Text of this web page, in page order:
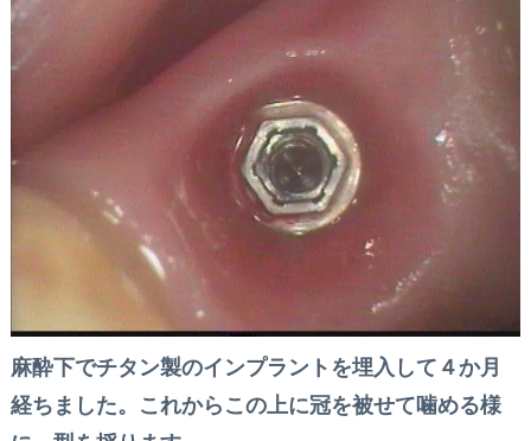
麻酔下でチタン製のインプラントを埋入して４か月
経ちました。これからこの上に冠を被せて噛める様